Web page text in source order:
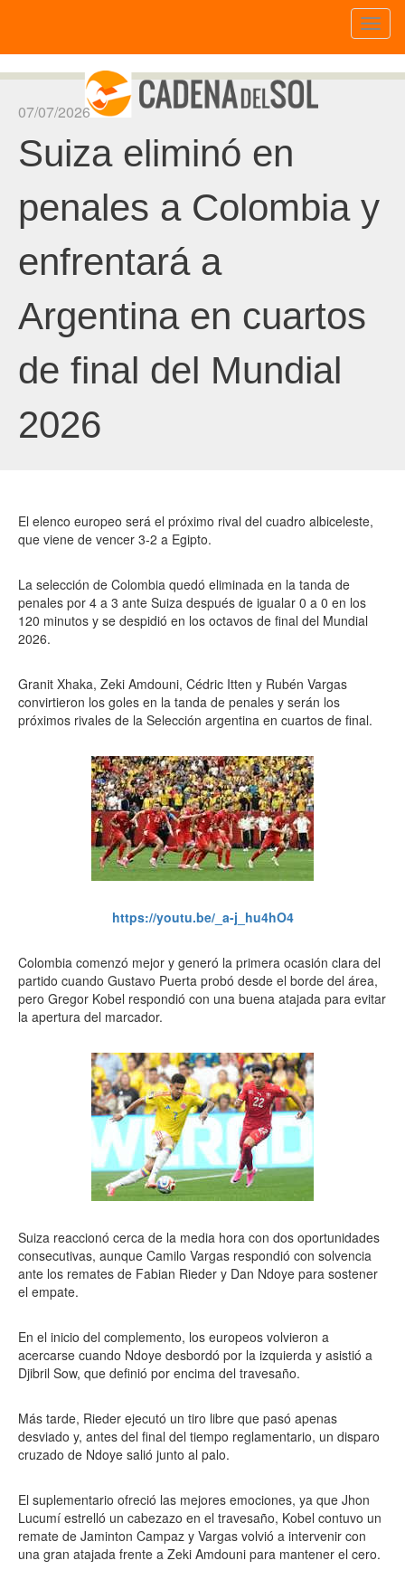
07/07/2026
Suiza eliminó en
penales a Colombia y
enfrentará a
Argentina en cuartos
de final del Mundial
2026
El elenco europeo será el próximo rival del cuadro albiceleste,
que viene de vencer 3-2 a Egipto.
La selección de Colombia quedó eliminada en la tanda de
penales por 4 a 3 ante Suiza después de igualar 0 a 0 en los
120 minutos y se despidió en los octavos de final del Mundial
2026.
Granit Xhaka, Zeki Amdouni, Cédric Itten y Rubén Vargas
convirtieron los goles en la tanda de penales y serán los
próximos rivales de la Selección argentina en cuartos de final.
https://youtu.be/_a-j_hu4hO4
Colombia comenzó mejor y generó la primera ocasión clara del
partido cuando Gustavo Puerta probó desde el borde del área,
pero Gregor Kobel respondió con una buena atajada para evitar
la apertura del marcador.
Suiza reaccionó cerca de la media hora con dos oportunidades
consecutivas, aunque Camilo Vargas respondió con solvencia
ante los remates de Fabian Rieder y Dan Ndoye para sostener
el empate.
En el inicio del complemento, los europeos volvieron a
acercarse cuando Ndoye desbordó por la izquierda y asistió a
Djibril Sow, que definió por encima del travesaño.
Más tarde, Rieder ejecutó un tiro libre que pasó apenas
desviado y, antes del final del tiempo reglamentario, un disparo
cruzado de Ndoye salió junto al palo.
El suplementario ofreció las mejores emociones, ya que Jhon
Lucumí estrelló un cabezazo en el travesaño, Kobel contuvo un
remate de Jaminton Campaz y Vargas volvió a intervenir con
una gran atajada frente a Zeki Amdouni para mantener el cero.